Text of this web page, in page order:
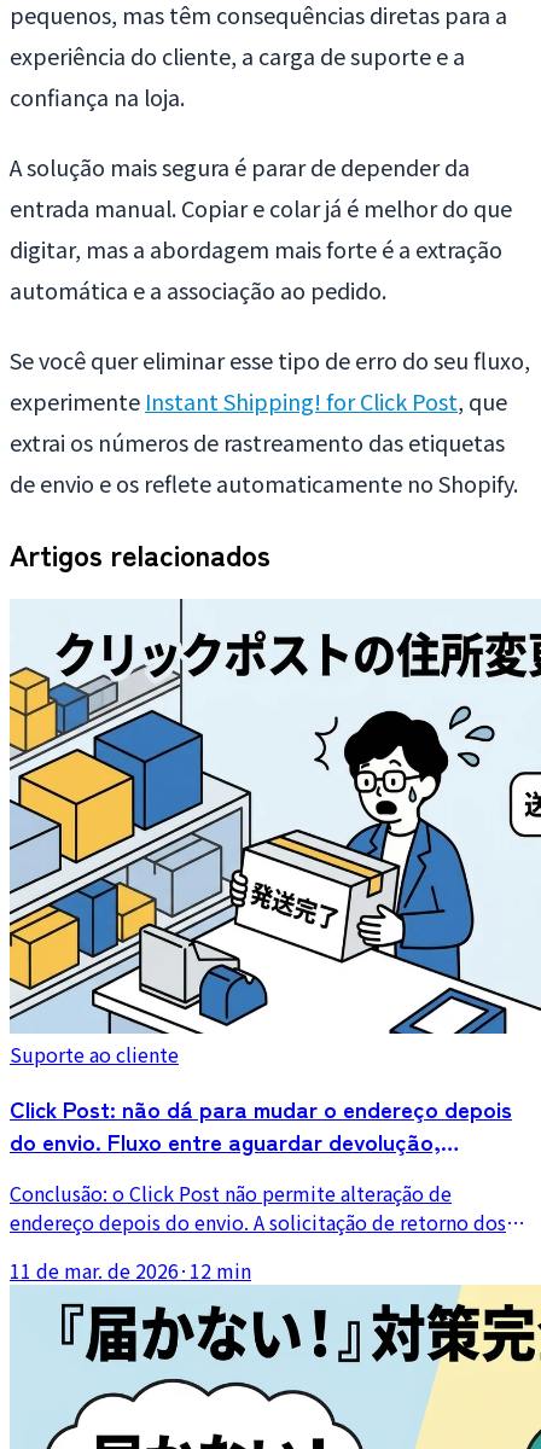
pequenos, mas têm consequências diretas para a
experiência do cliente, a carga de suporte e a
confiança na loja.
A solução mais segura é parar de depender da
entrada manual. Copiar e colar já é melhor do que
digitar, mas a abordagem mais forte é a extração
automática e a associação ao pedido.
Se você quer eliminar esse tipo de erro do seu fluxo,
experimente Instant Shipping! for Click Post, que
extrai os números de rastreamento das etiquetas
de envio e os reflete automaticamente no Shopify.
Artigos relacionados
Suporte ao cliente
Click Post: não dá para mudar o endereço depois
do envio. Fluxo entre aguardar devolução,
Conclusão: o Click Post não permite alteração de
endereço depois do envio. A solicitação de retorno dos
tempo, então, na prática, o caminho é aguardar a
devolução e reenviar. Este artigo cobre o tratamento de
redirecionamento por mudança de endereço, modelos de
mensagem para o cliente e como evitar esses pedidos
antes mesmo que aconteçam.
11 de mar. de 2026· 12 min